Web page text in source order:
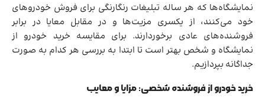
نمایشگاه‌ها که هر ساله تبلیغات رنگارنگی برای فروش خودروهای
خود می‌کنند، از یکسری مزیت‌ها و در مقابل معایا در برابر
فروشنده‌های عادی برخوردارند. برای مقایسه خرید خودرو از
نمایشگاه و شخص بهتر است تا ابتدا به بررسی هر کدام به صورت
جداگانه بپردازیم.
خرید خودرو از فروشنده شخصی: مزایا و معایب